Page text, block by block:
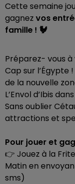
Cette semaine
gagnez vos
famille ! 🐓​
Préparez- vous à
Cap sur
de la nouvelle
L’Envol d’Ibis
Sans oublier
attractions et
Pour jouer et
​👉​ Jouez à la
Matin en
sms)